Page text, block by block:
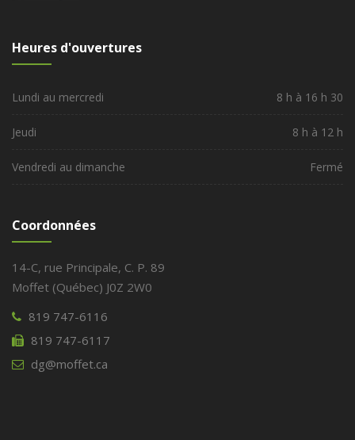
Heures d'ouvertures
Lundi au mercredi 8 h à 16 h 30
Jeudi 8 h à 12 h
Vendredi au dimanche Fermé
Coordonnées
14-C, rue Principale, C. P. 89
Moffet (Québec) J0Z 2W0
819 747-6116
819 747-6117
dg@moffet.ca